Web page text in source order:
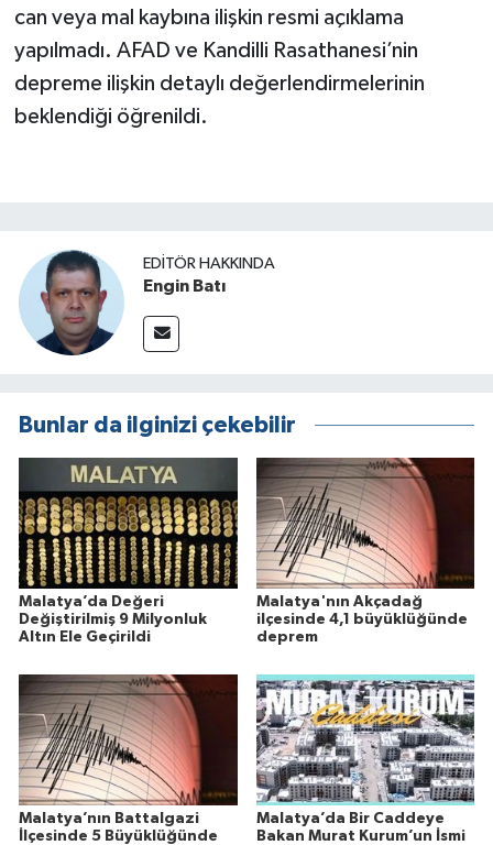
can veya mal kaybına ilişkin resmi açıklama
yapılmadı. AFAD ve Kandilli Rasathanesi’nin
depreme ilişkin detaylı değerlendirmelerinin
beklendiği öğrenildi.
EDITÖR HAKKINDA
Engin Batı
Bunlar da ilginizi çekebilir
Malatya’da Değeri
Değiştirilmiş 9 Milyonluk
Altın Ele Geçirildi
Malatya'nın Akçadağ
ilçesinde 4,1 büyüklüğünde
deprem
Malatya’nın Battalgazi
İlçesinde 5 Büyüklüğünde
Malatya’da Bir Caddeye
Bakan Murat Kurum’un İsmi